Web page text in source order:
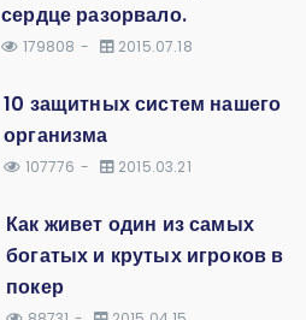
сердце разорвало.
179808 2015.07.18
10 защитных систем нашего
организма
107776 2015.03.21
Как живет один из самых
богатых и крутых игроков в
покер